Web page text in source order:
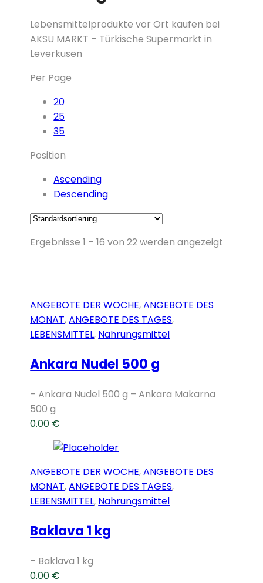
Lebensmittelprodukte vor Ort kaufen bei
AKSU MARKT – Türkische Supermarkt in
Leverkusen
Per Page
20
25
35
Position
Ascending
Descending
Ergebnisse 1 – 16 von 22 werden angezeigt
ANGEBOTE DER WOCHE,ANGEBOTE DES
MONAT,ANGEBOTE DES TAGES,
LEBENSMITTEL, Nahrungsmittel
Ankara Nudel 500 g
– Ankara Nudel 500 g – Ankara Makarna
500 g
0.00 €
ANGEBOTE DER WOCHE,ANGEBOTE DES
MONAT,ANGEBOTE DES TAGES,
LEBENSMITTEL, Nahrungsmittel
Baklava 1 kg
– Baklava 1 kg
0.00 €